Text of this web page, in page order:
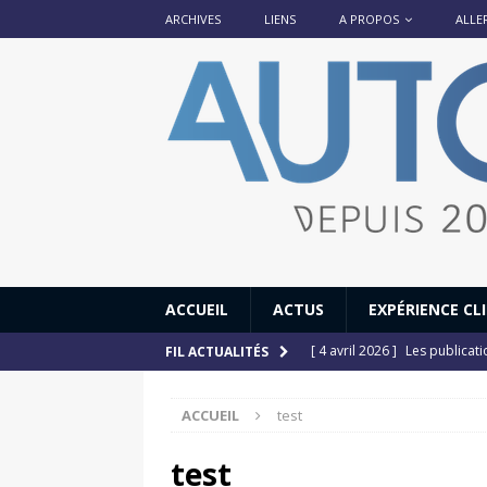
ARCHIVES LIENS A PROPOS
ACCUEIL ACTUS EXPÉRIENCE
FIL ACTUALITÉS [ 4 avril 2026 ] Les
ACCUEIL test
test